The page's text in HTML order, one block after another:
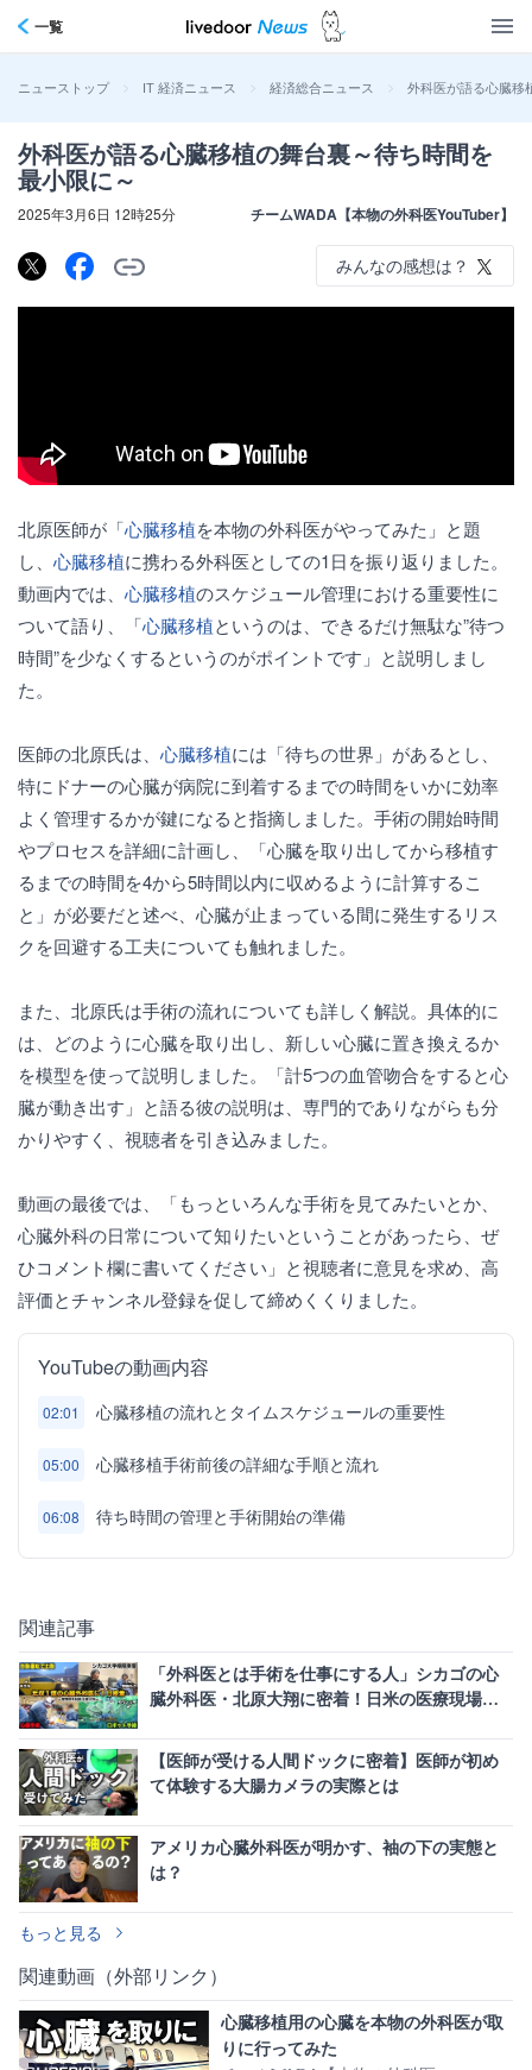
一覧
ニューストップ > IT 経済ニュース > 経済総合ニュース > 外科医が語る心臓移
外科医が語る心臓移植の舞台裏～待ち時間を
最小限に～
2025年3月6日 12時25分 チームWADA【本物の外科医YouTuber】
みんなの感想は？
北原医師が「心臓移植を本物の外科医がやってみた」と題
し、 心臓移植に携わる外科医としての1日を振り返りました。
動画内では、 心臓移植のスケジュール管理における重要性に
ついて語り、「心臓移植というのは、できるだけ無駄な”待つ
時間”を少なくするというのがポイントです」と説明しまし
た。
医師の北原氏は、 心臓移植には「待ちの世界」があるとし、
特にドナーの心臓が病院に到着するまでの時間をいかに効率
よく管理するかが鍵になると指摘しました。手術の開始時間
やプロセスを詳細に計画し、「心臓を取り出してから移植す
るまでの時間を4から5時間以内に収めるように計算するこ
と」が必要だと述べ、心臓が止まっている間に発生するリス
クを回避する工夫についても触れました。
また、北原氏は手術の流れについても詳しく解説。具体的に
は、どのように心臓を取り出し、新しい心臓に置き換えるか
を模型を使って説明しました。「計5つの血管吻合をすると心
臓が動き出す」と語る彼の説明は、専門的でありながらも分
かりやすく、視聴者を引き込みました。
動画の最後では、「もっといろんな手術を見てみたいとか、
心臓外科の日常について知りたいということがあったら、ぜ
ひコメント欄に書いてください」と視聴者に意見を求め、高
評価とチャンネル登録を促して締めくくりました。
YouTubeの動画内容
02:01 心臓移植の流れとタイムスケジュールの重要性
05:00 心臓移植手術前後の詳細な手順と流れ
06:08 待ち時間の管理と手術開始の準備
関連記事
「外科医とは手術を仕事にする人」シカゴの心
臓外科医・北原大翔に密着！日米の医療現場の
【医師が受ける人間ドックに密着】医師が初め
て体験する大腸カメラの実際とは
アメリカ心臓外科医が明かす、袖の下の実態と
は？
もっと見る
関連動画（外部リンク）
心臓移植用の心臓を本物の外科医が取
りに行ってみた